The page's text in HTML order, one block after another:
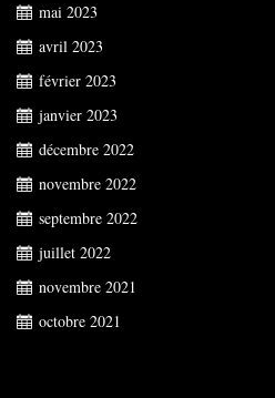
mai 2023
avril 2023
février 2023
janvier 2023
décembre 2022
novembre 2022
septembre 2022
juillet 2022
novembre 2021
octobre 2021